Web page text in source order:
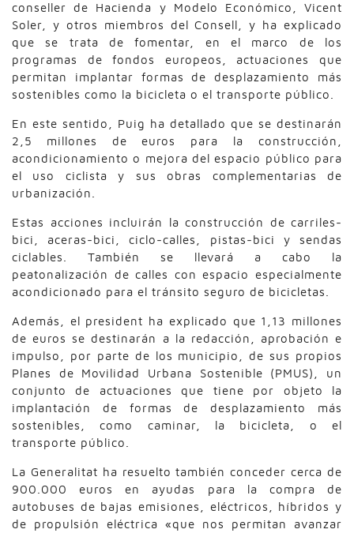
conseller de Hacienda y Modelo Económico, Vicent
Soler, y otros miembros del Consell, y ha explicado
que se trata de fomentar, en el marco de los
programas de fondos europeos, actuaciones que
permitan implantar formas de desplazamiento más
sostenibles como la bicicleta o el transporte público.
En este sentido, Puig ha detallado que se destinarán
2,5 millones de euros para la construcción,
acondicionamiento o mejora del espacio público para
el uso ciclista y sus obras complementarias de
urbanización.
Estas acciones incluirán la construcción de carriles-
bici, aceras-bici, ciclo-calles, pistas-bici y sendas
ciclables. También se llevará a cabo la
peatonalización de calles con espacio especialmente
acondicionado para el tránsito seguro de bicicletas.
Además, el president ha explicado que 1,13 millones
de euros se destinarán a la redacción, aprobación e
impulso, por parte de los municipio, de sus propios
Planes de Movilidad Urbana Sostenible (PMUS), un
conjunto de actuaciones que tiene por objeto la
implantación de formas de desplazamiento más
sostenibles, como caminar, la bicicleta, o el
transporte público.
La Generalitat ha resuelto también conceder cerca de
900.000 euros en ayudas para la compra de
autobuses de bajas emisiones, eléctricos, híbridos y
de propulsión eléctrica «que nos permitan avanzar